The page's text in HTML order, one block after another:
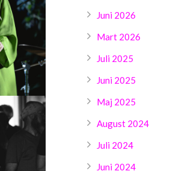
Juni 2026
Mart 2026
Juli 2025
Juni 2025
Maj 2025
August 2024
Juli 2024
Juni 2024